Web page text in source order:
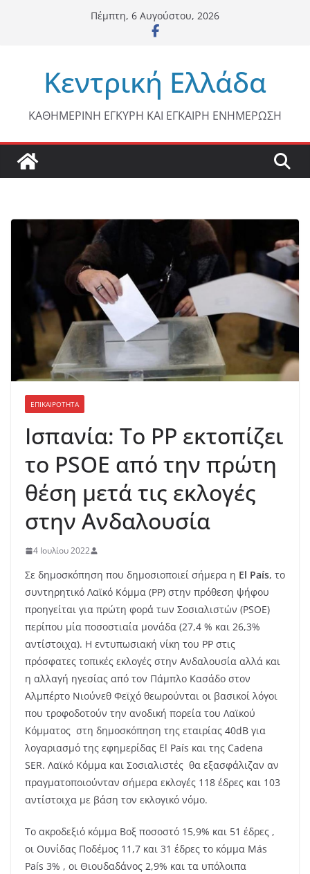
Πέμπτη, 6 Αυγούστου, 2026
Κεντρική Ελλάδα
ΚΑΘΗΜΕΡΙΝΗ ΕΓΚΥΡΗ ΚΑΙ ΕΓΚΑΙΡΗ ΕΝΗΜΕΡΩΣΗ
ΕΠΙΚΑΙΡΟΤΗΤΑ
Ισπανία: Το PP εκτοπίζει
το PSOE από την πρώτη
θέση μετά τις εκλογές
στην Ανδαλουσία
4 Ιουλίου 2022
Σε δημοσκόπηση που δημοσιοποιεί σήμερα η El País, το
συντηρητικό Λαϊκό Κόμμα (PP) στην πρόθεση ψήφου
προηγείται για πρώτη φορά των Σοσιαλιστών (PSOE)
περίπου μία ποσοστιαία μονάδα (27,4 % και 26,3%
αντίστοιχα). Η εντυπωσιακή νίκη του PP στις
πρόσφατες τοπικές εκλογές στην Ανδαλουσία αλλά και
η αλλαγή ηγεσίας από τον Πάμπλο Κασάδο στον
Αλμπέρτο Νιούνεθ Φεϊχό θεωρούνται οι βασικοί λόγοι
που τροφοδοτούν την ανοδική πορεία του Λαϊκού
Κόμματος στη δημοσκόπηση της εταιρίας 40dB για
λογαριασμό της εφημερίδας El País και της Cadena
SER. Λαϊκό Κόμμα και Σοσιαλιστές θα εξασφάλιζαν αν
πραγματοποιούνταν σήμερα εκλογές 118 έδρες και 103
αντίστοιχα με βάση τον εκλογικό νόμο.
Το ακροδεξιό κόμμα Βοξ ποσοστό 15,9% και 51 έδρες ,
οι Ουνίδας Ποδέμος 11,7 και 31 έδρες το κόμμα Más
País 3% , οι Θιουδαδάνος 2,9% και τα υπόλοιπα